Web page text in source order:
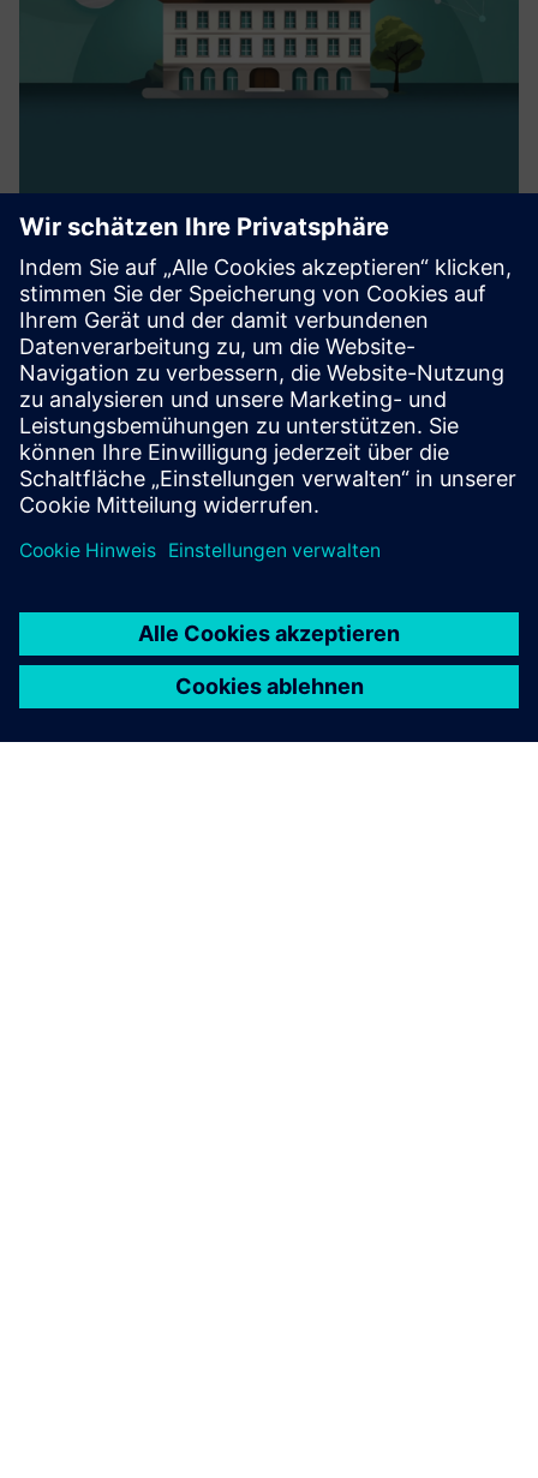
Predictive Single Room Radiator
Energy Optimization
viboo’s cloud-based building management system with
predictive single room control optimizes the energy
consumption in commercial buildings via IoT devices,
saving up to 40%.
Mehr erfahren